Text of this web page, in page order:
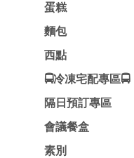
蛋糕
麵包
西點
🚍冷凍宅配專區🚍
隔日預訂專區
會議餐盒
素別